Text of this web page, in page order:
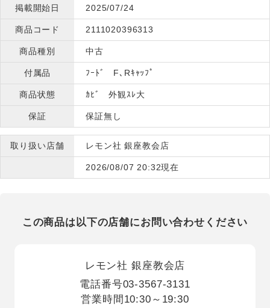
掲載開始日 2025/07/24
商品コード 2111020396313
商品種別 中古
付属品 ﾌｰﾄﾞ F､Rｷｬｯﾌﾟ
商品状態 ｶﾋﾞ 外観ｽﾚ大
保証 保証無し
取り扱い店舗 レモン社 銀座教会店
2026/08/07 20:32現在
この商品は以下の店舗にお問い合わせください
レモン社 銀座教会店
電話番号03-3567-3131
営業時間 10:30～19:30